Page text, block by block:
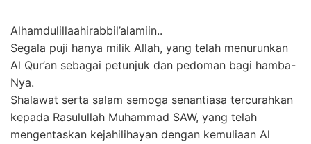
Alhamdulillaahirabbil’alamiin..
Segala puji hanya milik Allah, yang telah menurunkan
Al Qur’an sebagai petunjuk dan pedoman bagi hamba-
Nya.
Shalawat serta salam semoga senantiasa tercurahkan
kepada Rasulullah Muhammad SAW, yang telah
mengentaskan kejahilihayan dengan kemuliaan Al